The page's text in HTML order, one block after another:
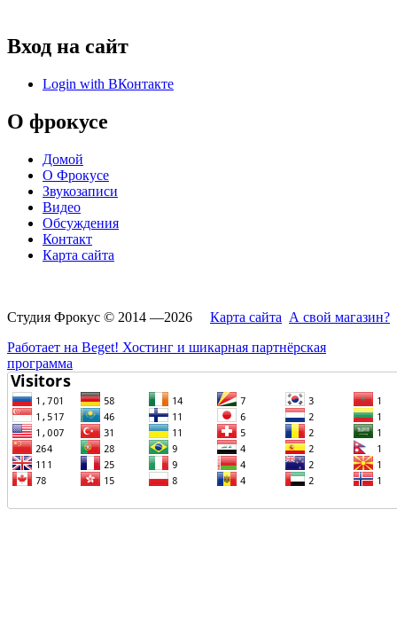
Вход на сайт
Login with ВКонтакте
О фрокусе
Домой
О Фрокусе
Звукозаписи
Видео
Обсуждения
Контакт
Карта сайта
Студия Фрокус © 2014 —2026 Карта сайта А свой магазин?
Работает на Beget! Хостинг и шикарная партнёрская
программа